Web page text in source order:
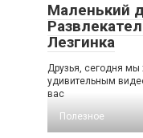
Маленький
Лезгинка
Друзья, сегодня мы
удивительным
вас
Полезное